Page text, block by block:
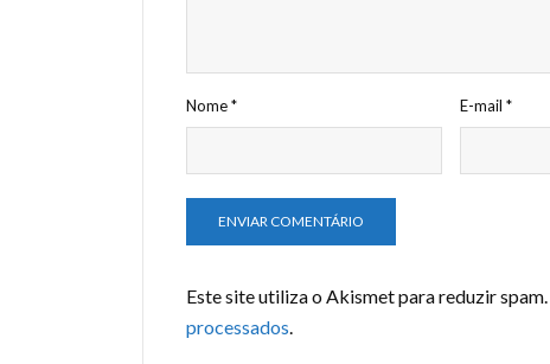
Nome* E-mail*
Este site utiliza o Akismet para reduzir spam.
processados.